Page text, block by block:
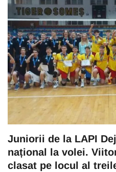
Juniorii de la LAPI
național la volei.
clasat pe locul al